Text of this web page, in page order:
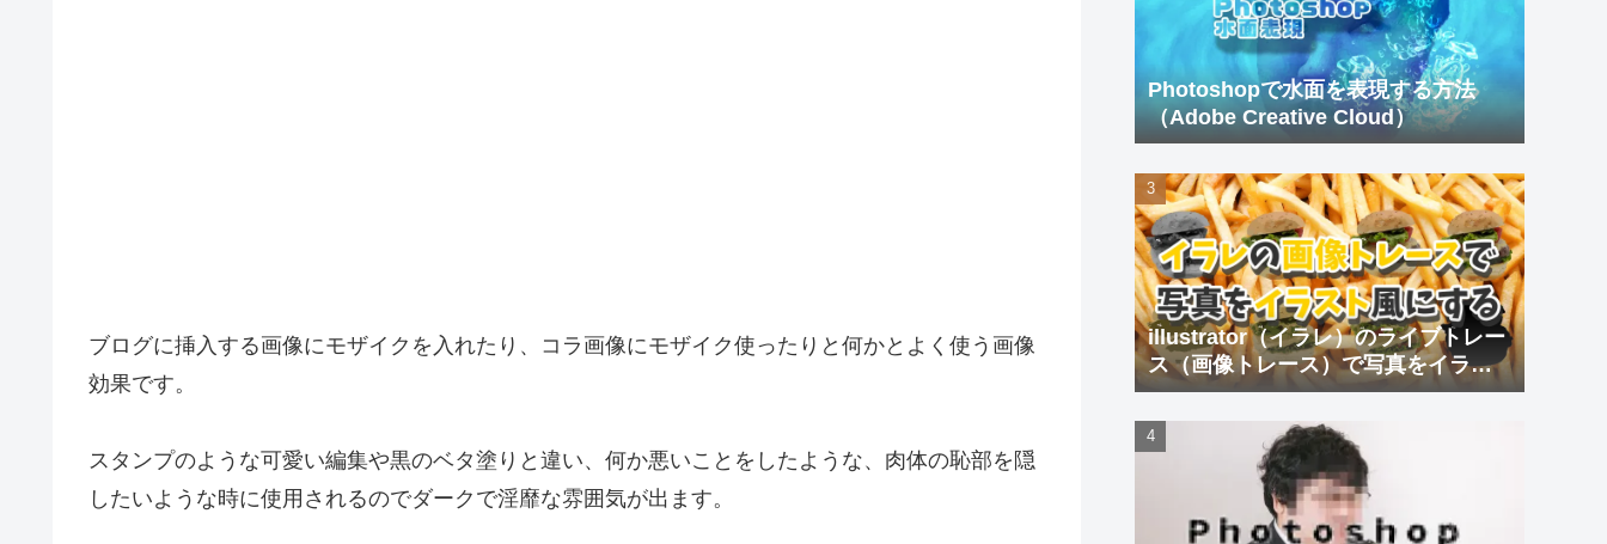
ブログに挿入する画像にモザイクを入れたり、コラ画像にモザイク使ったりと何かとよく使う画像
効果です。
スタンプのような可愛い編集や黒のベタ塗りと違い、何か悪いことをしたような、肉体の恥部を隠
したいような時に使用されるのでダークで淫靡な雰囲気が出ます。
Photoshopで水面を表現する方法
（Adobe Creative Cloud）
illustrator（イラレ）のライブトレー
ス（画像トレース）で写真をイラス
ト風にする